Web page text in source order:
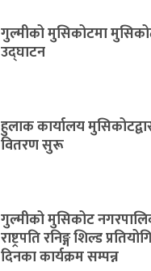
गुल्मीको मुसिकोटमा
उद्घाटन
हुलाक कार्यालय
वितरण सुरू
गुल्मीको मुसिकोट
राष्ट्रपति रनिङ्ग शिल्ड
दिनका कार्यक्रम सम्पन्न